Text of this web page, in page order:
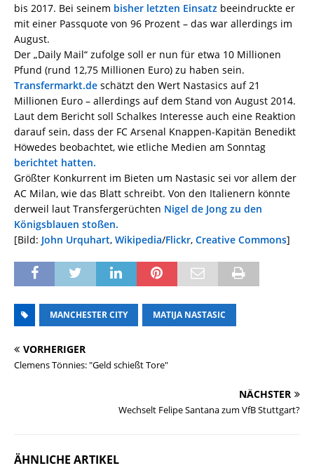
bis 2017. Bei seinem bisher letzten Einsatz beeindruckte er
mit einer Passquote von 96 Prozent – das war allerdings im
August.
Der „Daily Mail“ zufolge soll er nun für etwa 10 Millionen
Pfund (rund 12,75 Millionen Euro) zu haben sein.
Transfermarkt.de schätzt den Wert Nastasics auf 21
Millionen Euro – allerdings auf dem Stand von August 2014.
Laut dem Bericht soll Schalkes Interesse auch eine Reaktion
darauf sein, dass der FC Arsenal Knappen-Kapitän Benedikt
Höwedes beobachtet, wie etliche Medien am Sonntag
berichtet hatten.
Größter Konkurrent im Bieten um Nastasic sei vor allem der
AC Milan, wie das Blatt schreibt. Von den Italienern könnte
derweil laut Transfergerüchten Nigel de Jong zu den
Königsblauen stoßen.
[Bild: John Urquhart, Wikipedia/Flickr, Creative Commons]
MANCHESTER CITY MATIJA NASTASIC
VORHERIGER
Clemens Tönnies: "Geld schießt Tore"
NÄCHSTER
Wechselt Felipe Santana zum VfB Stuttgart?
ÄHNLICHE ARTIKEL